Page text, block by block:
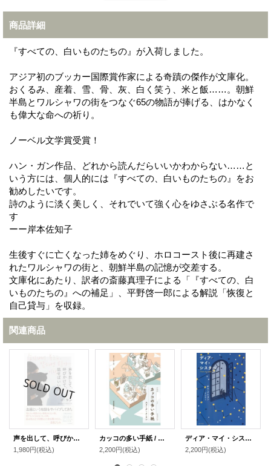
商品詳細
『すべての、白いものたちの』が入荷しました。
アジア初のブッカー国際賞作家による奇蹟の傑作が文庫化。
おくるみ、産着、雪、骨、灰、白く笑う、米と飯……。朝鮮
半島とワルシャワの街をつなぐ65の物語が捧げる、はかなく
も偉大な命への祈り。
ノーベル文学賞受賞！
ハン・ガン作品、どれから読んだらいいかわからない……と
いう方には、個人的には『すべての、白いものたちの』をお
勧めしたいです。
詩のように淡く美しく、それでいて強く心をゆさぶる名作で
す
ーー岸本佐知子
生後すぐに亡くなった姉をめぐり、ホロコースト後に再建さ
れたワルシャワの街と、朝鮮半島の記憶が交差する。
文庫化にあたり、訳者の斎藤真理子による「『すべての、白
いものたちの』への補足」、平野啓一郎による解説「恢復と
自己貸与」を収録。
関連商品
声を出して、呼びかけて、話せばいいの / イ・ラン (著), 斎藤真理子 (翻訳), 浜辺ふう (翻訳)
1,980円(税込)
カッコの多い手紙 / イ・ラン (著), スリーク (著), 吉良佳奈江 (翻訳)
2,200円(税込)
ディア・マイ・シスター / チェ・ジニョン (著), すんみ (翻訳)
2,200円(税込)